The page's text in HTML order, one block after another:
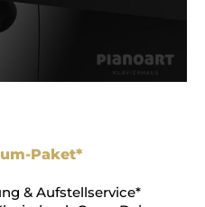
Paket*
& Aufstellservice*